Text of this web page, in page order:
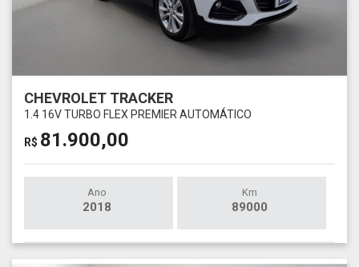
CHEVROLET TRACKER
1.4 16V TURBO FLEX PREMIER AUTOMÁTICO
R$ 81.900,00
Ano
2018
Km
89000